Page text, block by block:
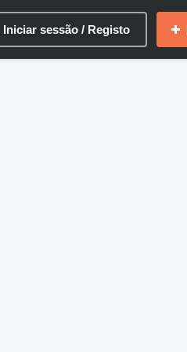
Iniciar sessão / Registo